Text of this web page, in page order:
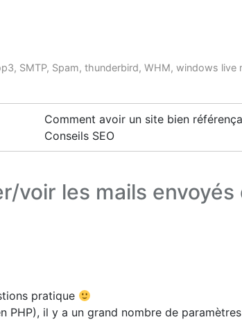
, SMTP, Spam, thunderbird, WHM, windows live
Comment avoir un site bien
Conseils SEO
voir les mails envoyés
pratique
PHP), il y a un grand nombre de